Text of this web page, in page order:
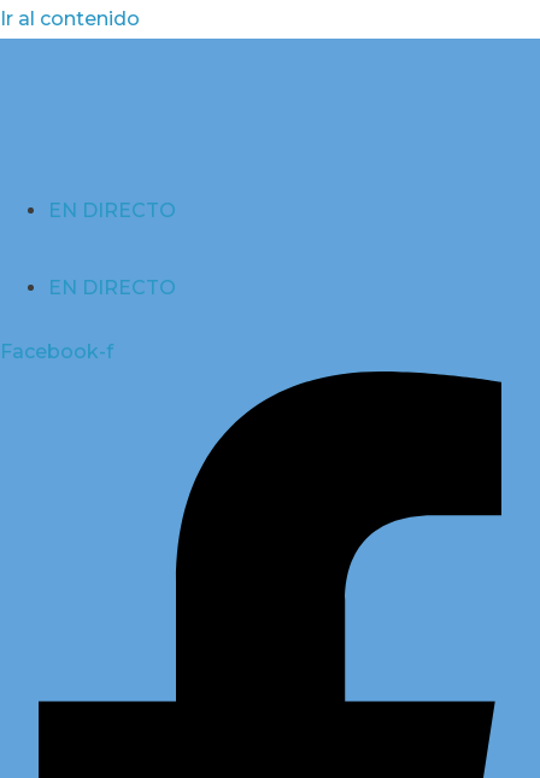
Ir al contenido
EN DIRECTO
EN DIRECTO
Facebook-f